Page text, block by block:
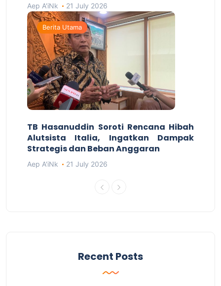
Aep A'iNk 21 July 2026
Berita Utama
TB Hasanuddin Soroti Rencana Hibah
Alutsista Italia, Ingatkan Dampak
Strategis dan Beban Anggaran
Aep A'iNk 21 July 2026
Recent Posts